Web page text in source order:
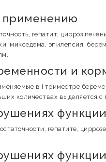
применению
гепатит, цирроз
микседема, эпилепсия,
и
в I триместре
количествах выделяется с
гепатите,